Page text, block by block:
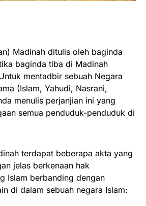
Madinah ditulis oleh baginda
baginda tiba di Madinah
mentadbir sebuah Negara
(Islam, Yahudi, Nasrani,
menulis perjanjian ini yang
semua penduduk-penduduk di
terdapat beberapa akta yang
jelas berkenaan hak
Islam berbanding dengan
di dalam sebuah negara Islam: